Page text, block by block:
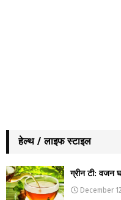
हेल्थ / लाइफ स्टाइल
ग्रीन टी: वजन
December